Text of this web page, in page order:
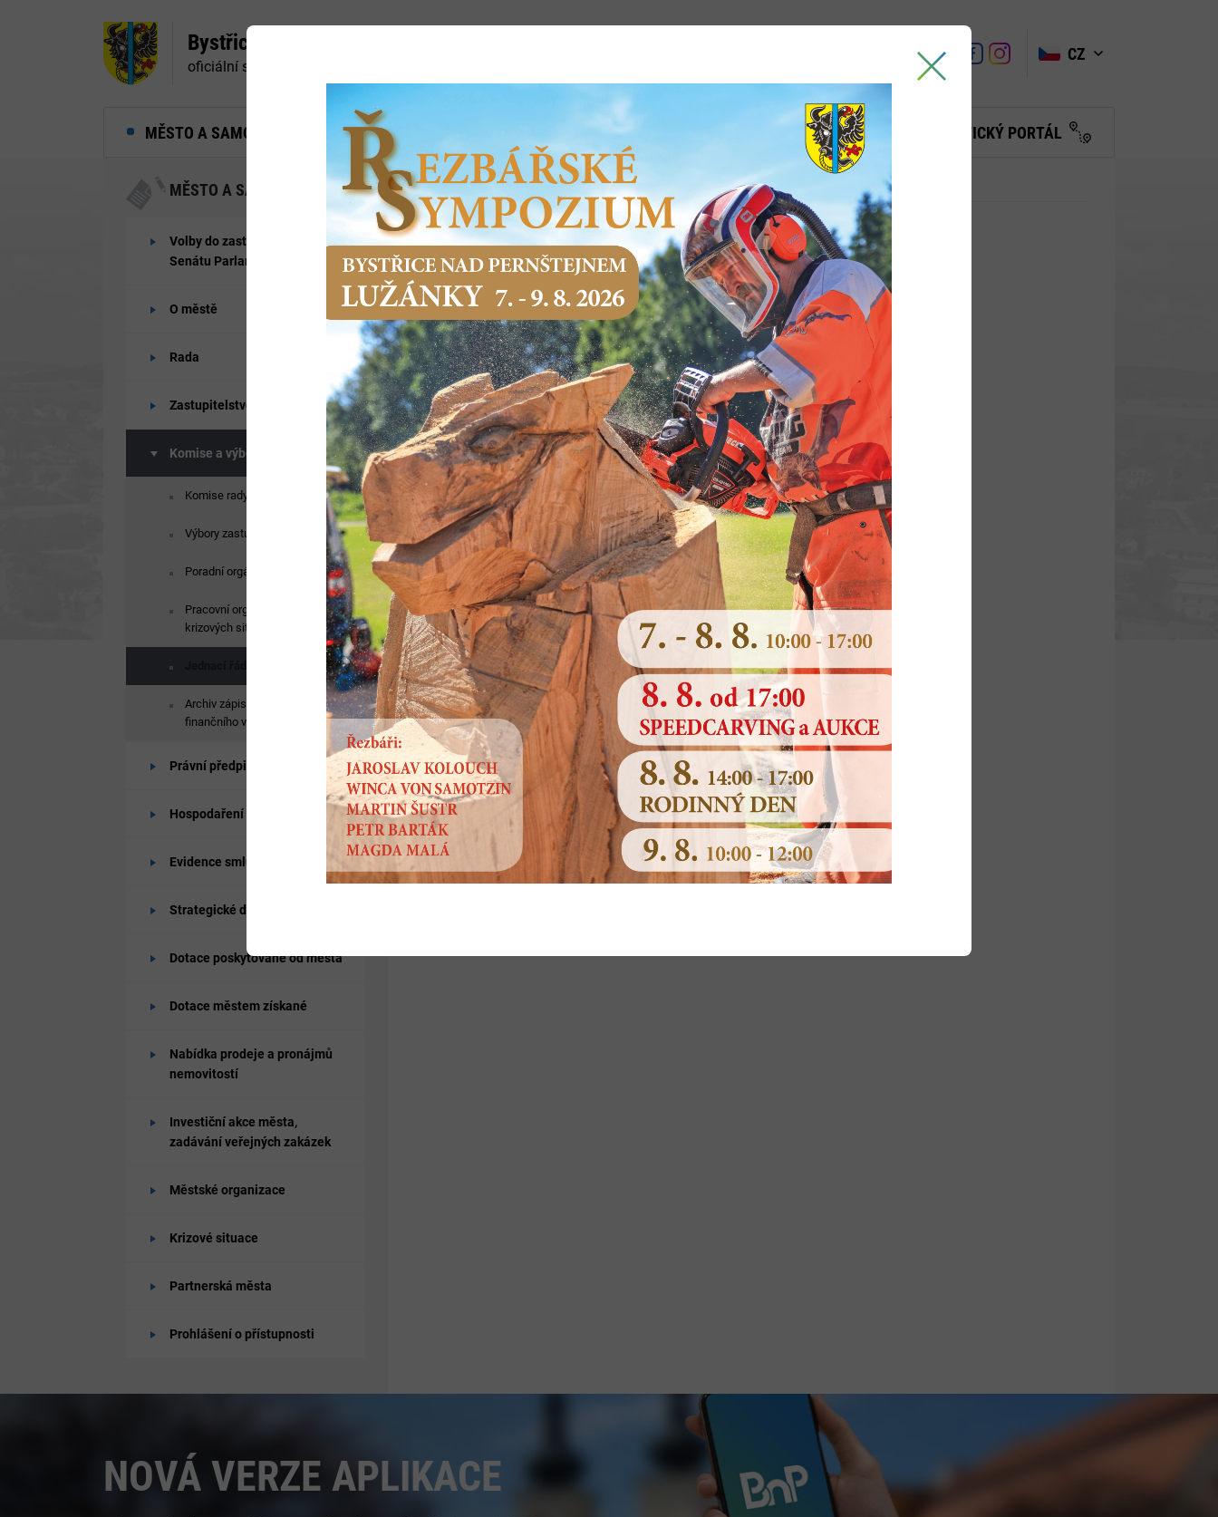
MĚSTO A SAMOSPRÁVA MĚSTSKÝ ÚŘAD PODNIKÁNÍ SERVIS OBČANŮM TURISTICKÝ PORTÁL
Bystřice nad Pernštejnem
oficiální stránky města
Turistické
informační
LinkLinkLink
CZ
MĚSTO A SAMOSPRÁVA
Volby do zastupitelstev obcí a
Senátu Parlamentu ČR 2026
O městě
Rada
Zastupitelstvo
Komise a výbory
Komise rady města
Výbory zastupitelstva města
Poradní orgány starosty
Pracovní orgány k řešení
krizových situací
Archiv zápisů kontrolního a
finančního výboru
Právní předpisy
Hospodaření města
Evidence smluv
Strategické dokumenty města
Dotace poskytované od města
Dotace městem získané
Nabídka prodeje a pronájmů
nemovitostí
Investiční akce města,
zadávání veřejných zakázek
Městské organizace
Krizové situace
Partnerská města
Prohlášení o přístupnosti
Domů Město a samospráva Komise a výbory Jednací řád komisí
JEDNACÍ ŘÁD KOMISÍ
Jednací řád komisí
NOVÁ VERZE APLIKACE